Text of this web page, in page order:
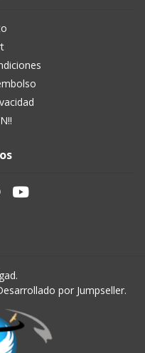
por Jumpseller.